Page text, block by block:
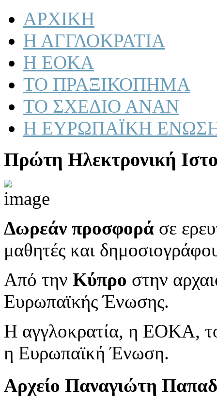
ΑΡΧΙΚΗ
Η ΑΓΓΛΟΚΡΑΤΙΑ
Η ΕΟΚΑ
ΤΟ ΠΡΑΞΙΚΟΠΗΜΑ
ΤΟ ΣΧΕΔΙΟ ΑΝΑΝ
Η ΕΥΡΩΠΑΪΚΗ
Πρώτη Ηλεκτρονική
Δωρεάν προσφορά σε
μαθητές και
Από την Κύπρο στην
Ευρωπαϊκής Ένωσης.
Η αγγλοκρατία, η ΕΟΚΑ,
η Ευρωπαϊκή Ένωση.
Αρχείο Παναγιώτη